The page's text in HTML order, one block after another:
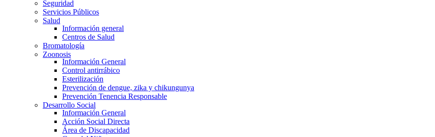
Seguridad
Servicios Públicos
Salud
Información general
Centros de Salud
Bromatología
Zoonosis
Información General
Control antirrábico
Esterilización
Prevención de dengue, zika y chikungunya
Prevención Tenencia Responsable
Desarrollo Social
Información General
Acción Social Directa
Área de Discapacidad